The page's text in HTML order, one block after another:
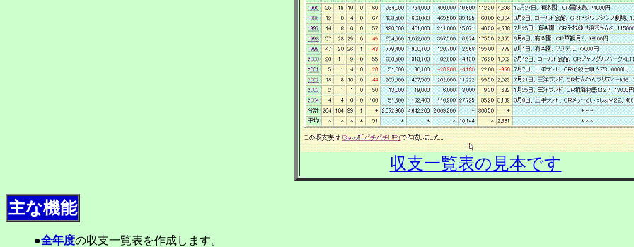
収支一覧表の見本です
主な機能
●全年度の収支一覧表を作成します。